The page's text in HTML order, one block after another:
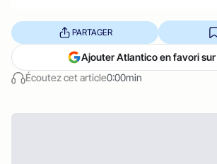
Écoutez cet article0:00min
PARTAGER
Ajouter Atlantico en favori sur